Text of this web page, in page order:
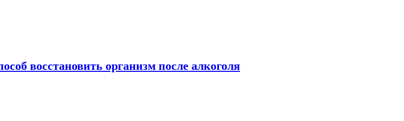
восстановить организм после алкоголя